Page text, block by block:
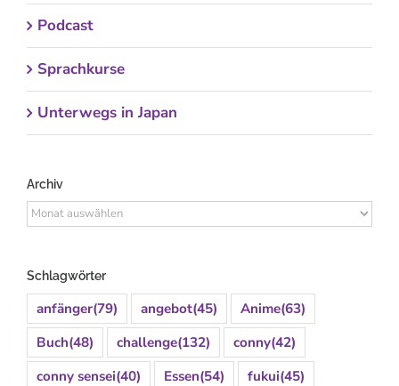
Podcast
Sprachkurse
Unterwegs in Japan
Archiv
Archiv
Schlagwörter
anfänger(79) angebot(45) Anime(63)
Buch(48) challenge(132) conny(42)
conny sensei(40) Essen(54) fukui(45)